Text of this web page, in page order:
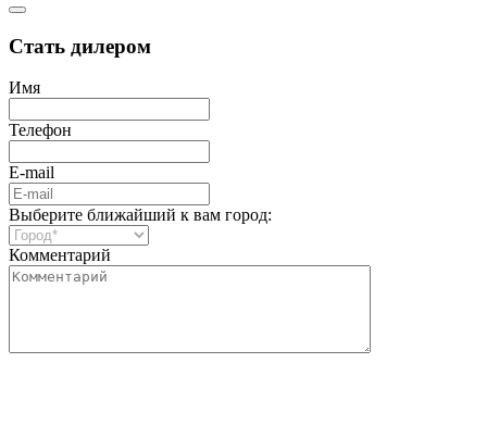
Стать дилером
Имя
Телефон
E-mail
Выберите ближайший к вам город:
Комментарий